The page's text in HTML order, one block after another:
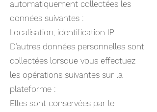
automatiquement collectées les
données suivantes :
Localisation, identification IP
D’autres données personnelles sont
collectées lorsque vous effectuez
les opérations suivantes sur la
plateforme :
Elles sont conservées par le